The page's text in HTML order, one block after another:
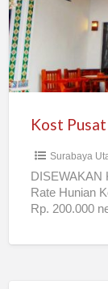
Raya
Surabaya
DISEWAKAN
Rate Hunian
Rp. 200.000